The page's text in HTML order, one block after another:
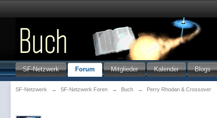
SF-Netzwerk Forum Mitglieder Kalender Blogs
SF-Netzwerk → SF-Netzwerk Foren → Buch → Perry Rhodan & Crossover